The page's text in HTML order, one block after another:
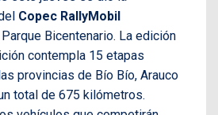
Copec RallyMobil
Bicentenario. La edición
contempla 15 etapas
provincias de Bío Bío, Arauco
total de 675 kilómetros.